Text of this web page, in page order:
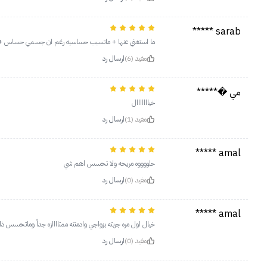
sarab *****
ما استغني عنها + ماتسبب حساسيه رغم ان جسمي حساس +
مفيد (6)
ارسال رد
مي �*****
خيااااااال
مفيد (1)
ارسال رد
amal *****
حلووووه مريحه ولا تحسس اهم شي
مفيد (0)
ارسال رد
amal *****
خيال اول مره جربته بزواجي وادمنته ممتاااازه جداً
مفيد (0)
ارسال رد